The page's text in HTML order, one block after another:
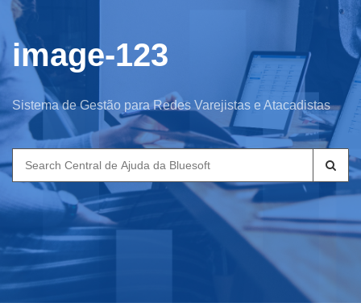
image-123
Sistema de Gestão para Redes Varejistas e Atacadistas
Search
for: